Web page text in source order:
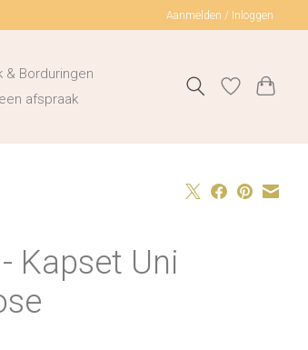
Aanmelden / Inloggen
& Borduringen
afspraak
Kapset Uni